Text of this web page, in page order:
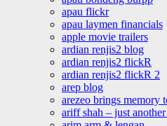
apau flickr
apau laymen financials
apple movie trailers
ardian renjis2 blog
ardian renjis2 flickR
ardian renjis2 flickR 2
arep blog
arezeo brings memory
ariff shah – just